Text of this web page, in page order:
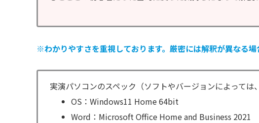
※わかりやすさを重視しております。厳密には解釈が異なる場
実演パソコンのスペック（ソフトやバージョンによっては
OS：Windows11 Home 64bit
Word：Microsoft Office Home and Business 2021